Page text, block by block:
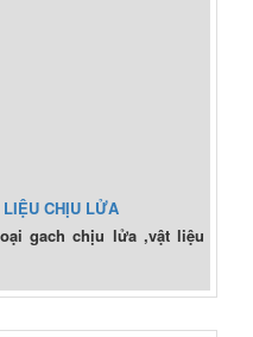
CHỊU LỬA
gach chịu lửa ,vật liệu